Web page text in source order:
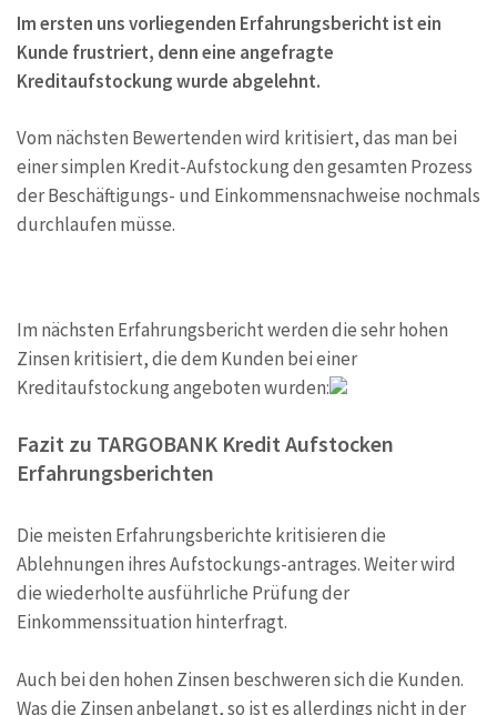
Im ersten uns vorliegenden Erfahrungsbericht ist ein
Kunde frustriert, denn eine angefragte
Kreditaufstockung wurde abgelehnt.
Vom nächsten Bewertenden wird kritisiert, das man bei
einer simplen Kredit-Aufstockung den gesamten Prozess
der Beschäftigungs- und Einkommensnachweise nochmals
durchlaufen müsse.
Im nächsten Erfahrungsbericht werden die sehr hohen
Zinsen kritisiert, die dem Kunden bei einer
Kreditaufstockung angeboten wurden:
Fazit zu TARGOBANK Kredit Aufstocken
Erfahrungsberichten
Die meisten Erfahrungsberichte kritisieren die
Ablehnungen ihres Aufstockungs-antrages. Weiter wird
die wiederholte ausführliche Prüfung der
Einkommenssituation hinterfragt.
Auch bei den hohen Zinsen beschweren sich die Kunden.
Was die Zinsen anbelangt, so ist es allerdings nicht in der